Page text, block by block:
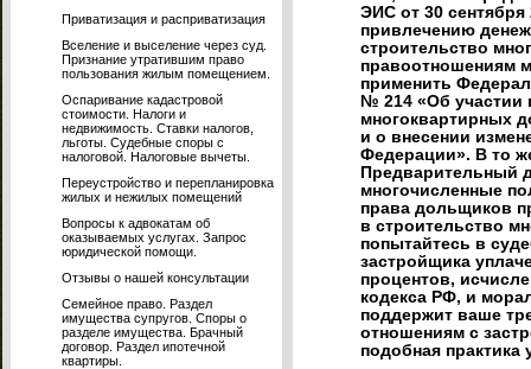
Приватизация и расприватизация
Вселение и выселение через суд.
Признание утратившим право
пользования жилым помещением.
Оспаривание кадастровой
стоимости. Налоги и
недвижимость. Ставки налогов,
льготы. Судебные споры с
налоговой. Налоговые вычеты.
Переустройство и перепланировка
жилых и нежилых помещений
Вопросы к адвокатам об
оказываемых услугах. Запрос
юридической помощи.
Отзывы о нашей консультации
Семейное право. Раздел
имущества супругов. Споры о
разделе имущества. Брачный
договор. Раздел ипотечной
квартиры.
ЭИС от 30 сентября
привлечению
строительство
правоотношениям
применить
№ 214 «Об участии
многоквартирных
и о внесении
Федерации». В то
Предварительный
многочисленные
права дольщиков
в строительство
попытайтесь в
застройщика
процентов,
кодекса РФ, и
поддержит ваше
отношениям с
подобная практика